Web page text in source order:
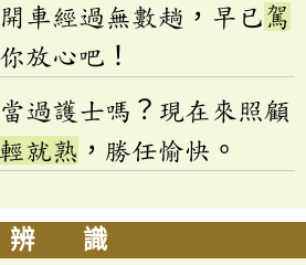
車經過無數趟，早已駕
放心吧！
過護士嗎？現在來照顧
就熟 ，勝任愉快。
辨 識